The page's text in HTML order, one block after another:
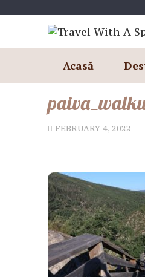
Acasă
FEBRUARY 4, 2022